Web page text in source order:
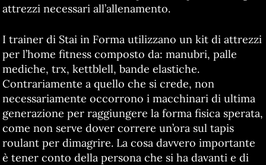
attrezzi necessari all’allenamento.
I trainer di Stai in Forma utilizzano un kit di attrezzi
per l’home fitness composto da: manubri, palle
mediche, trx, kettblell, bande elastiche.
Contrariamente a quello che si crede, non
necessariamente occorrono i macchinari di ultima
generazione per raggiungere la forma fisica sperata,
come non serve dover correre un’ora sul tapis
roulant per dimagrire. La cosa davvero importante
è tener conto della persona che si ha davanti e di